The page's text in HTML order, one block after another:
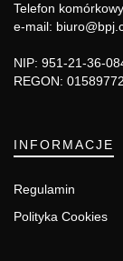
Telefon
e-mail:
NIP: 951-21-36-
REGON:
INFORMACJE
Regulamin
Polityka Cookies